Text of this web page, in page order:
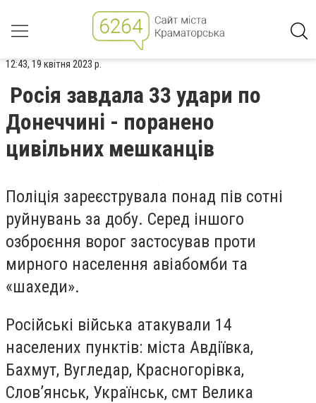
12:43, 19 квітня 2023 р.
Росія завдала 33 удари по
Донеччині - поранено
цивільних мешканців
Поліція зареєструвала понад пів сотні
руйнувань за добу. Серед іншого
озброєння ворог застосував проти
мирного населення авіабомби та
«шахеди».
Російські війська атакували 14
населених пунктів: міста Авдіївка,
Бахмут, Вугледар, Красногорівка,
Слов’янськ, Українськ, смт Велика